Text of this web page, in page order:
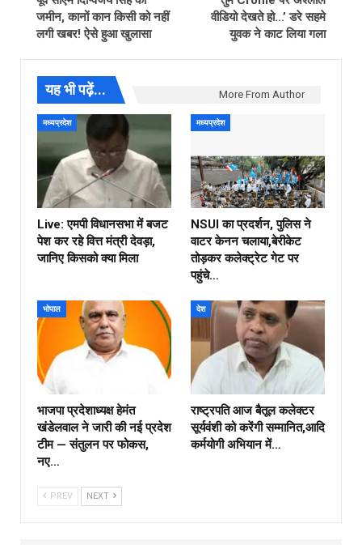
जमीन, कानों कान किसी को नहीं
लगी खबर! ऐसे हुआ खुलासा
वीडियो देखते हो…’ डरे सहमे
युवक ने काट लिया गला
यह भी पढ़ें... More From Author
मध्यप्रदेश
Live: एमपी विधानसभा में बजट
पेश कर रहे वित्त मंत्री देवड़ा,
जानिए किसको क्या मिला
मध्यप्रदेश
NSUI का प्रदर्शन, पुलिस ने
वाटर केनन चलाया,बेरीकेट
तोड़कर कलेक्ट्रेट गेट पर
पहुंचे…
भोपाल
भाजपा प्रदेशाध्यक्ष हेमंत
खंडेलवाल ने जारी की नई प्रदेश
टीम — संतुलन पर फोकस,
नए…
देश
राष्ट्रपति आज बैतूल कलेक्टर
सूर्यवंशी को करेंगी सम्मानित,आदि
कर्मयोगी अभियान में…
PREV NEXT